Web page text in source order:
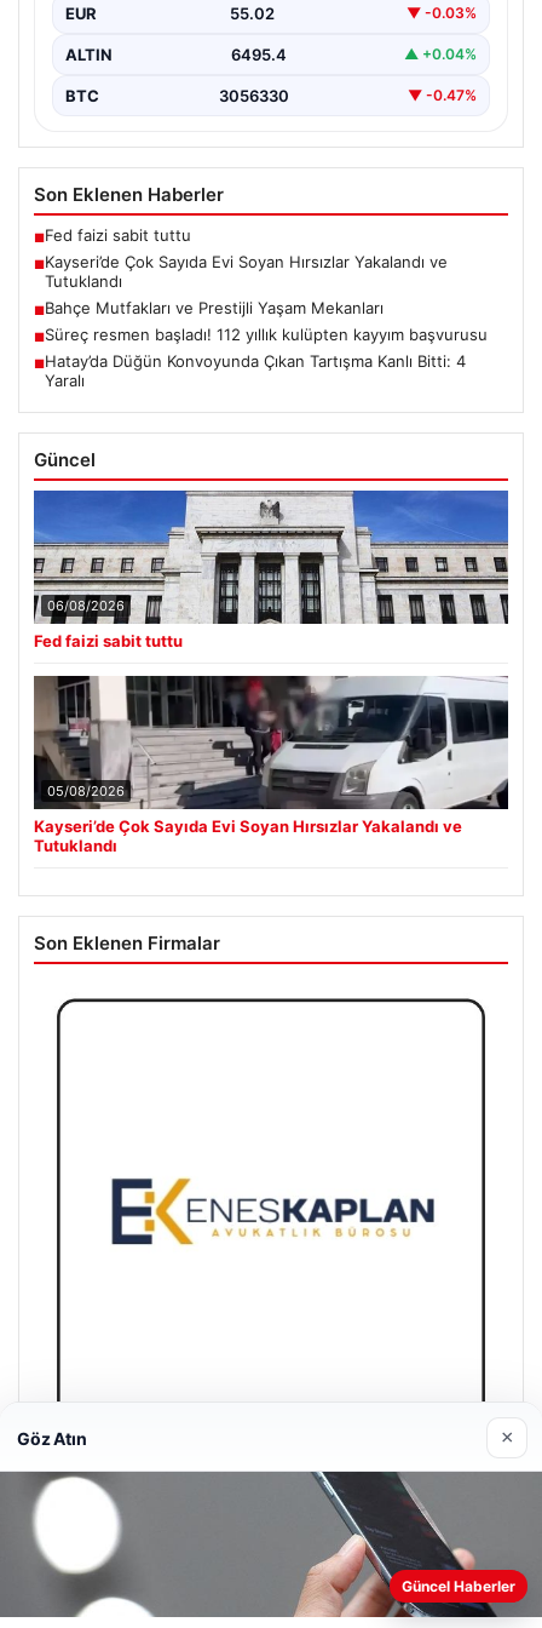
EUR 55.02 ▼ -0.03%
ALTIN 6495.4 ▲ +0.04%
BTC 3056330 ▼ -0.47%
Son Eklenen Haberler
■Fed faizi sabit tuttu
■Kayseri’de Çok Sayıda Evi Soyan Hırsızlar Yakalandı ve
Tutuklandı
■Bahçe Mutfakları ve Prestijli Yaşam Mekanları
■Süreç resmen başladı! 112 yıllık kulüpten kayyım başvurusu
■Hatay’da Düğün Konvoyunda Çıkan Tartışma Kanlı Bitti: 4
Yaralı
Güncel
06/08/2026
Fed faizi sabit tuttu
05/08/2026
Kayseri’de Çok Sayıda Evi Soyan Hırsızlar Yakalandı ve
Tutuklandı
Son Eklenen Firmalar
Enes Kaplan Avukatlık Bürosu
28/04/2026
Web sitemizi nasıl kullandığınızı daha iyi anlayabilmek,
Göz Atın ×
Güncel Haberler